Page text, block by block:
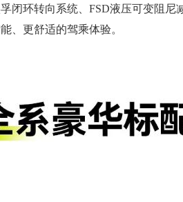
闭环转向系统、FSD液压可变阻
、更舒适的驾乘体验。